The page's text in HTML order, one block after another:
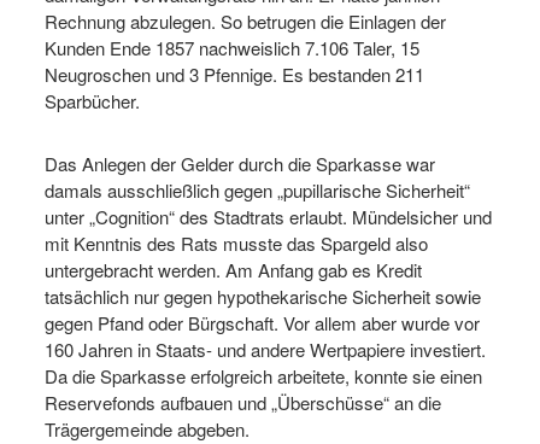
Rechnung abzulegen. So betrugen die Einlagen der
Kunden Ende 1857 nachweislich 7.106 Taler, 15
Neugroschen und 3 Pfennige. Es bestanden 211
Sparbücher.
Das Anlegen der Gelder durch die Sparkasse war
damals ausschließlich gegen „pupillarische Sicherheit“
unter „Cognition“ des Stadtrats erlaubt. Mündelsicher und
mit Kenntnis des Rats musste das Spargeld also
untergebracht werden. Am Anfang gab es Kredit
tatsächlich nur gegen hypothekarische Sicherheit sowie
gegen Pfand oder Bürgschaft. Vor allem aber wurde vor
160 Jahren in Staats- und andere Wertpapiere investiert.
Da die Sparkasse erfolgreich arbeitete, konnte sie einen
Reservefonds aufbauen und „Überschüsse“ an die
Trägergemeinde abgeben.